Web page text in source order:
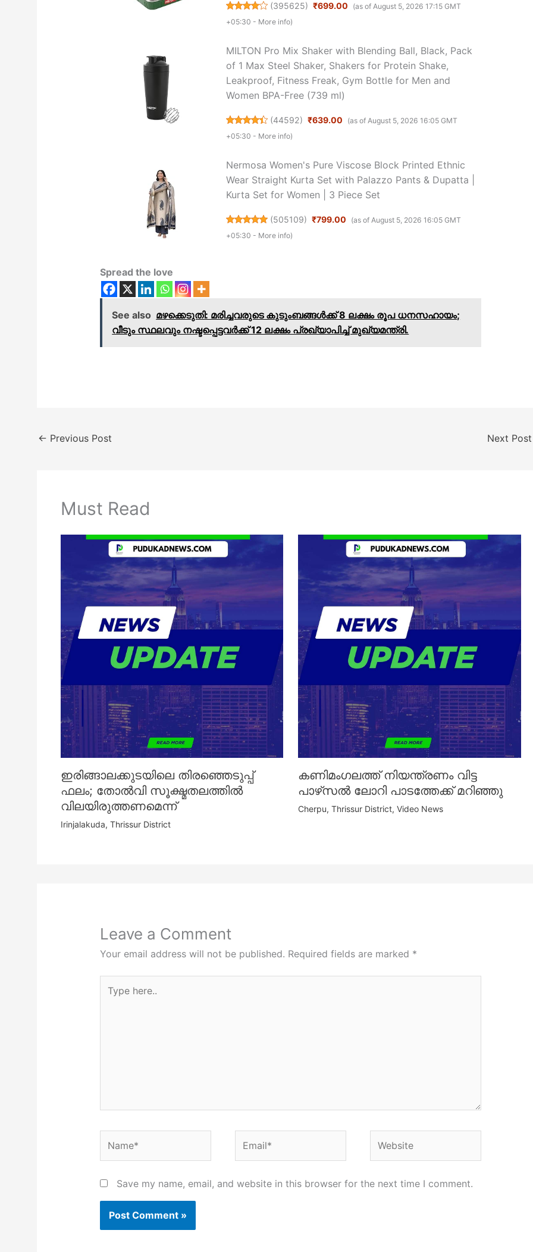
(395625) ₹699.00
(as of August 5, 2026 17:15 GMT
+05:30 - More info)
MILTON Pro Mix Shaker with Blending Ball, Black, Pack
of 1 Max Steel Shaker, Shakers for Protein Shake,
Leakproof, Fitness Freak, Gym Bottle for Men and
Women BPA-Free (739 ml)
(44592) ₹639.00
(as of August 5, 2026 16:05 GMT
+05:30 - More info)
Nermosa Women's Pure Viscose Block Printed Ethnic
Wear Straight Kurta Set with Palazzo Pants & Dupatta |
Kurta Set for Women | 3 Piece Set
(505109) ₹799.00
(as of August 5, 2026 16:05 GMT
+05:30 - More info)
Spread the love
See also ​മഴക്കെടുതി: മരിച്ചവരുടെ കുടുംബങ്ങൾക്ക് 8 ലക്ഷം രൂപ ധനസഹായം;
വീടും സ്ഥലവും നഷ്ടപ്പെട്ടവർക്ക് 12 ലക്ഷം പ്രഖ്യാപിച്ച് മുഖ്യമന്ത്രി.
← Previous Post Next
Must Read
ഇരിങ്ങാലക്കുടയിലെ തിരഞ്ഞെടുപ്പ്
ഫലം; തോൽവി സൂക്ഷ്മതലത്തിൽ
വിലയിരുത്തണമെന്ന്
Irinjalakuda, Thrissur District
കണിമംഗലത്ത് നിയന്ത്രണം വിട്ട
പാഴ്‌സൽ ലോറി പാടത്തേക്ക് മറിഞ്ഞു
Cherpu,Thrissur District,Video News
Leave a Comment
Your email address will not be published. Required fields are marked *
here..
Save my name, email, and website in this browser for the next time I comment.